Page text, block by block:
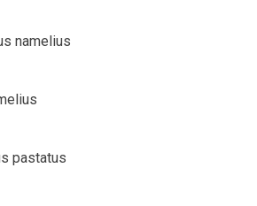
namelius
pastatus